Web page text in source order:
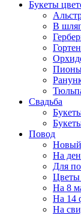
Букеты
В
Свадьба
Повод
На
Для
Цветы
На 8
На 14
На